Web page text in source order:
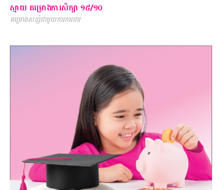
ស្មាយ គម្រោងការសិក្សា ១៥/១០
គម្រោងសន្សំជាមួយការការពារ